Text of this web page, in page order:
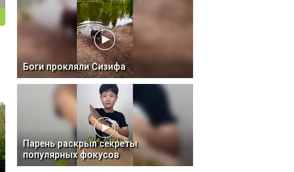
Боги прокляли Сизифа
Парень раскрыл секреты
популярных фокусов